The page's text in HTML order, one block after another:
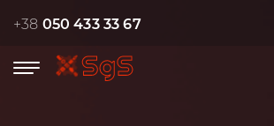
+38 050 433 33 67